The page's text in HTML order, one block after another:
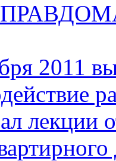
2011
лекции